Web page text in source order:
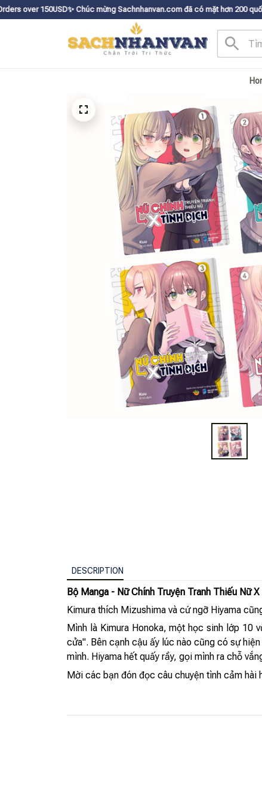
ㅤ✨ Chúc mừng Sachnhanvan.com đã có mặt hơn 200 quốc gia như Mỹ,
DESCRIPTION
Bộ Manga - Nữ Chính Truyện Tranh Thiếu Nữ
Kimura thích Mizushima và cứ ngỡ Hiyama
Mình là Kimura Honoka, một học sinh lớp 10
cửa". Bên cạnh cậu ấy lúc nào cũng có sự
mình. Hiyama hết quấy rầy, gọi mình ra chỗ
Mời các bạn đón đọc câu chuyện tình cảm hài